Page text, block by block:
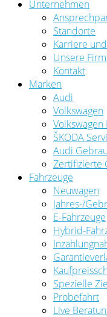
Unternehmen
Standorte
Karriere
Unsere
Kontakt
Marken
Audi
Volkswagen
ŠKODA
Audi
Zertifizierte
Fahrzeuge
Neuwagen
Jahres-/
E-Fahrzeuge
Hybrid-
Spezielle
Probefahrt
Live